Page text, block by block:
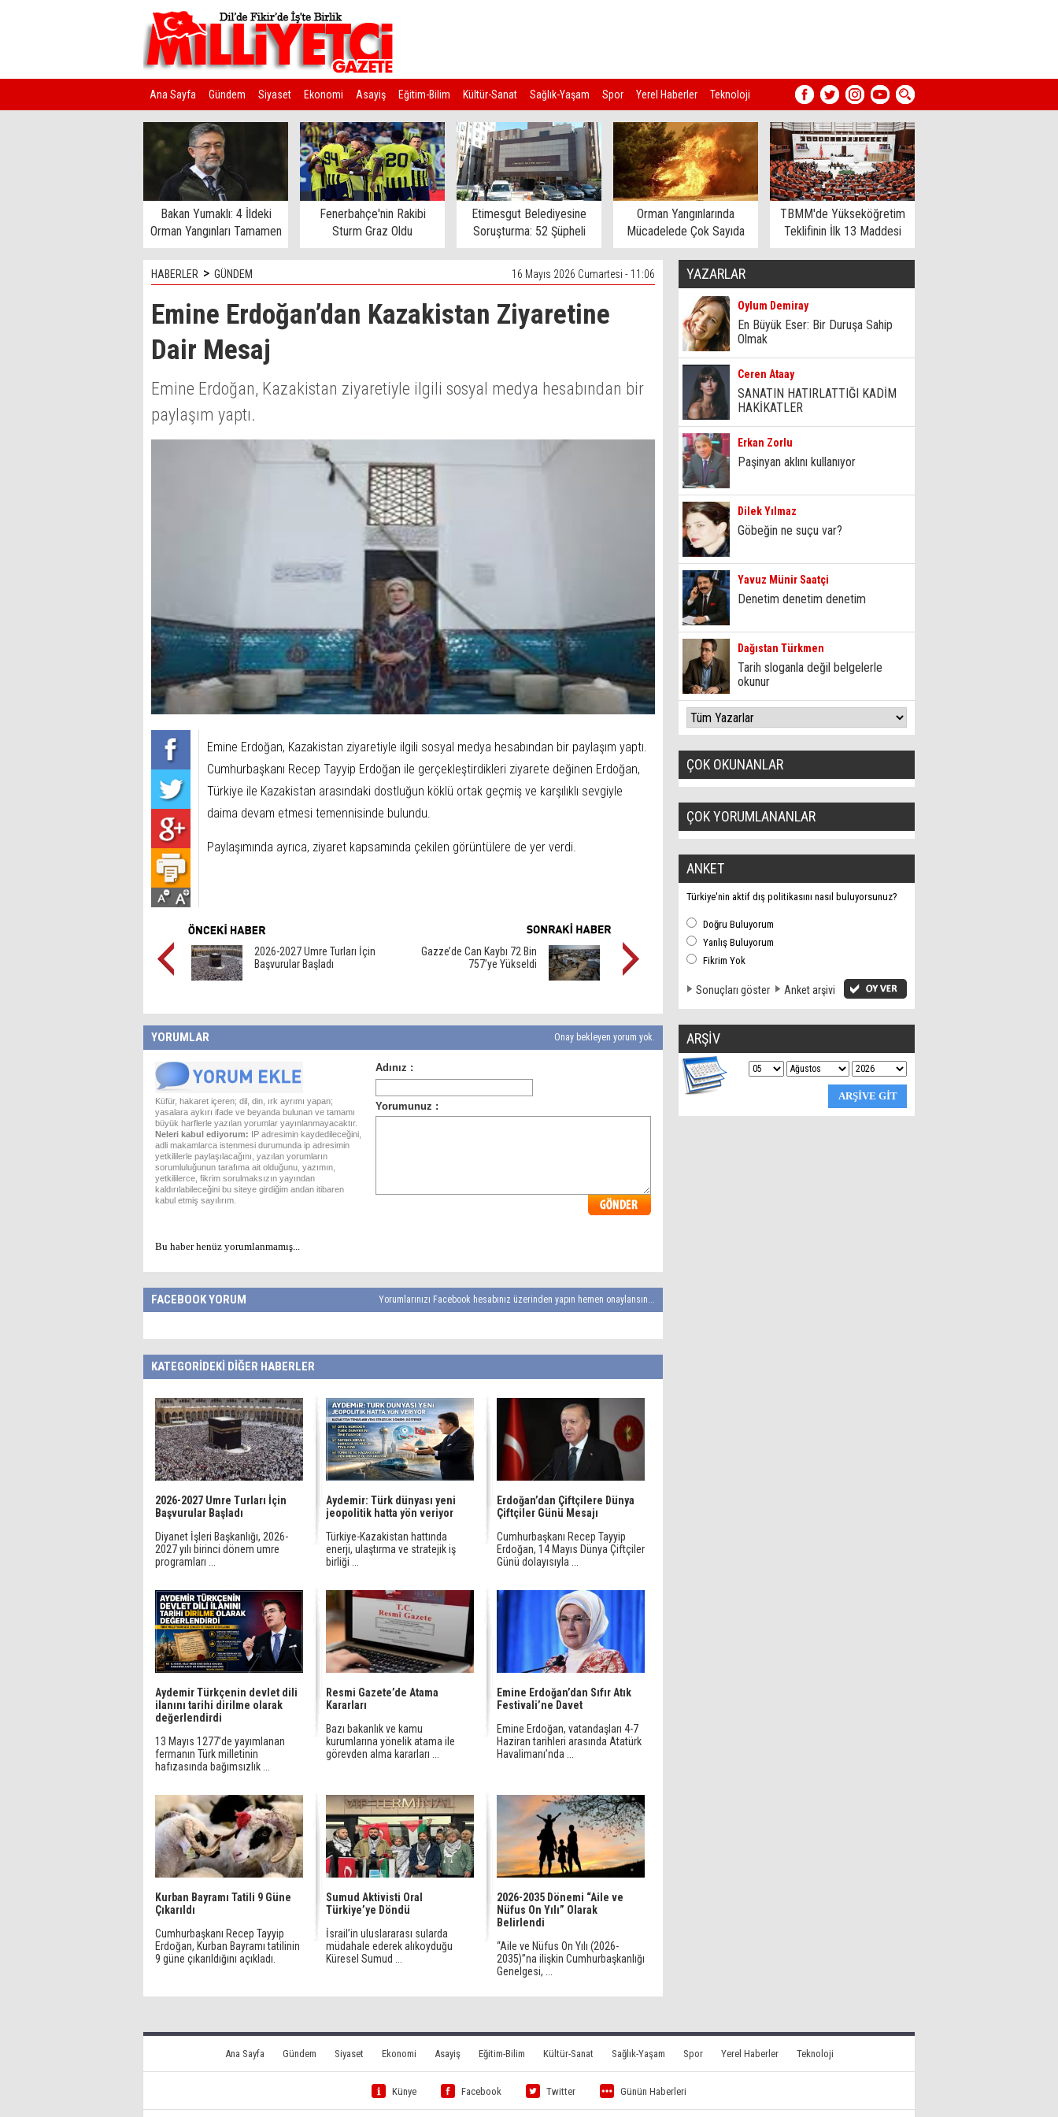
Ana Sayfa Gündem Siyaset Ekonomi Asayiş Eğitim-Bilim Kültür-Sanat Sağlık-Yaşam Spor Yerel Haberler Teknoloji
Kim Kimdir?
Bakan Yumaklı: 4 İldeki
Orman Yangınları Tamamen
Kontrol Altında
Fenerbahçe'nin Rakibi
Sturm Graz Oldu
Etimesgut Belediyesine
Soruşturma: 52 Şüpheli
Gözaltına Alındı
Orman Yangınlarında
Mücadelede Çok Sayıda
Ev Tahliye Edildi
TBMM'de Yükseköğretim
Teklifinin İlk 13 Maddesi
Kabul Edildi
HABERLER > GÜNDEM 16 Mayıs 2026 Cumartesi - 11:06
Emine Erdoğan’dan Kazakistan Ziyaretine
Dair Mesaj
Emine Erdoğan, Kazakistan ziyaretiyle ilgili sosyal medya hesabından bir
paylaşım yaptı.
Emine Erdoğan, Kazakistan ziyaretiyle ilgili sosyal medya hesabından bir paylaşım yaptı.
Cumhurbaşkanı Recep Tayyip Erdoğan ile gerçekleştirdikleri ziyarete değinen Erdoğan,
Türkiye ile Kazakistan arasındaki dostluğun köklü ortak geçmiş ve karşılıklı sevgiyle
daima devam etmesi temennisinde bulundu.
Paylaşımında ayrıca, ziyaret kapsamında çekilen görüntülere de yer verdi.
2026-2027 Umre Turları İçin
Başvurular Başladı
Gazze’de Can Kaybı 72 Bin
757’ye Yükseldi
YORUMLAR Onay bekleyen yorum yok.
Küfür, hakaret içeren; dil, din, ırk ayrımı yapan;
yasalara aykırı ifade ve beyanda bulunan ve tamamı
büyük harflerle yazılan yorumlar yayınlanmayacaktır.
Neleri kabul ediyorum: IP adresimin kaydedileceğini,
adli makamlarca istenmesi durumunda ip adresimin
yetkililerle paylaşılacağını, yazılan yorumların
sorumluluğunun tarafıma ait olduğunu, yazımın,
yetkililerce, fikrim sorulmaksızın yayından
kaldırılabileceğini bu siteye girdiğim andan itibaren
kabul etmiş sayılırım.
Bu haber henüz yorumlanmamış...
FACEBOOK YORUM Yorumlarınızı Facebook hesabınız üzerinden yapın hemen onaylansın...
KATEGORİDEKİ DİĞER HABERLER
2026-2027 Umre Turları İçin
Başvurular Başladı
Diyanet İşleri Başkanlığı, 2026-
2027 yılı birinci dönem umre
programları ...
Aydemir: Türk dünyası yeni
jeopolitik hatta yön veriyor
Türkiye-Kazakistan hattında
enerji, ulaştırma ve stratejik iş
birliği ...
Erdoğan’dan Çiftçilere Dünya
Çiftçiler Günü Mesajı
Cumhurbaşkanı Recep Tayyip
Erdoğan, 14 Mayıs Dünya Çiftçiler
Günü dolayısıyla ...
Aydemir Türkçenin devlet dili
ilanını tarihi dirilme olarak
değerlendirdi
13 Mayıs 1277’de yayımlanan
fermanın Türk milletinin
hafızasında bağımsızlık ...
Resmi Gazete’de Atama
Kararları
Bazı bakanlık ve kamu
kurumlarına yönelik atama ile
görevden alma kararları ...
Emine Erdoğan’dan Sıfır Atık
Festivali’ne Davet
Emine Erdoğan, vatandaşları 4-7
Haziran tarihleri arasında Atatürk
Havalimanı’nda ...
Kurban Bayramı Tatili 9 Güne
Çıkarıldı
Cumhurbaşkanı Recep Tayyip
Erdoğan, Kurban Bayramı tatilinin
9 güne çıkarıldığını açıkladı.
Sumud Aktivisti Oral
Türkiye’ye Döndü
İsrail’in uluslararası sularda
müdahale ederek alıkoyduğu
Küresel Sumud ...
2026-2035 Dönemi “Aile ve
Nüfus On Yılı” Olarak
Belirlendi
“Aile ve Nüfus On Yılı (2026-
2035)”na ilişkin Cumhurbaşkanlığı
Genelgesi, ...
YAZARLAR
Oylum Demiray
En Büyük Eser: Bir Duruşa Sahip
Olmak
Ceren Ataay
SANATIN HATIRLATTIĞI KADİM
HAKİKATLER
Erkan Zorlu
Paşinyan aklını kullanıyor
Dilek Yılmaz
Göbeğin ne suçu var?
Yavuz Münir Saatçi
Denetim denetim denetim
Dağıstan Türkmen
Tarih sloganla değil belgelerle
okunur
ÇOK OKUNANLAR
ÇOK YORUMLANANLAR
ANKET
Türkiye'nin aktif dış politikasını nasıl buluyorsunuz?
Doğru Buluyorum
Yanlış Buluyorum
Fikrim Yok
Sonuçları göster Anket arşivi
ARŞİV
Ana Sayfa Gündem Siyaset Ekonomi Asayiş Eğitim-Bilim Kültür-Sanat Sağlık-Yaşam Spor Yerel Haberler Teknoloji
Künye Facebook Twitter Günün Haberleri